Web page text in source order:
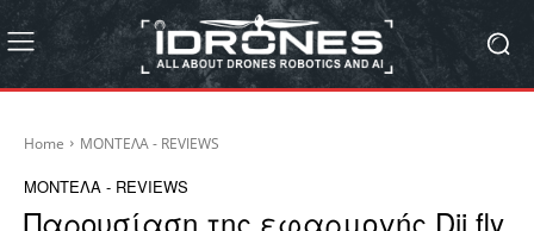
Home ΜΟΝΤΕΛΑ - REVIEWS
ΜΟΝΤΕΛΑ - REVIEWS
Παρουσίαση της εφαρμογής Dji fly